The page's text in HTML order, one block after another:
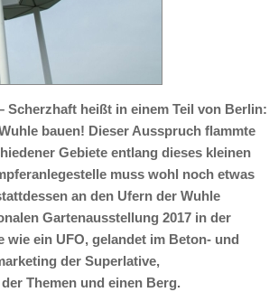
Scherzhaft heißt in einem Teil von Berlin:
bauen! Dieser Ausspruch flammte
Gebiete entlang dieses kleinen
muss wohl noch etwas
an den Ufern der Wuhle
Gartenausstellung 2017 in der
ein UFO, gelandet im Beton- und
der Superlative,
Themen und einen Berg.